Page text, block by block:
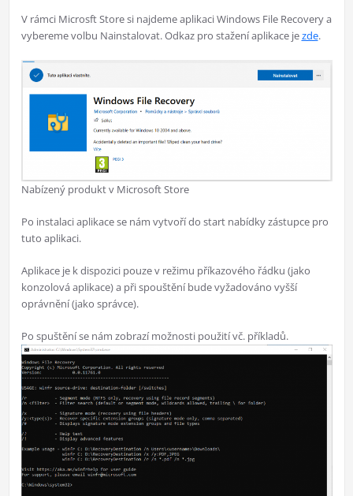
V rámci Microsft Store si najdeme aplikaci Windows File Recovery a
vybereme volbu Nainstalovat. Odkaz pro stažení aplikace jezde.
Nabízený produkt v Microsoft Store
Po instalaci aplikace se nám vytvoří do start nabídky zástupce pro
tuto aplikaci.
Aplikace je k dispozici pouze v režimu příkazového řádku (jako
konzolová aplikace) a při spouštění bude vyžadováno vyšší
oprávnění (jako správce).
Po spuštění se nám zobrazí možnosti použití vč. příkladů.